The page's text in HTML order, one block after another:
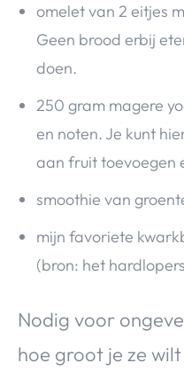
omelet van 2 eitjes
Geen brood erbij
doen.
250 gram magere
en noten. Je kunt
aan fruit toevoegen
smoothie van
mijn favoriete
(bron: het
Nodig voor
hoe groot je ze